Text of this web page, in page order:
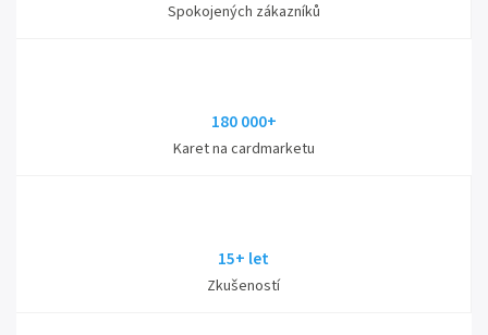
Spokojených zákazníků
180 000+
Karet na cardmarketu
15+ let
Zkušeností